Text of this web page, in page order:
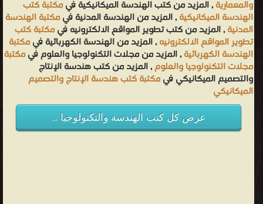
والمعمارية, المزيد من كتب الهندسة الميكانيكية فيمكتبة كتب
الهندسة الميكانيكية, المزيد من الهندسة المدنية فيمكتبة الهندسة
المدنية, المزيد من كتب تطوير المواقع الالكترونيه فيمكتبة كتب
تطوير المواقع الالكترونيه, المزيد من الهندسة الكهربائية فيمكتبة
الهندسة الكهربائية, المزيد من مجلات التكنولوجيا والعلوم فيمكتبة
مجلات التكنولوجيا والعلوم, المزيد من كتب هندسة الإنتاج
والتصميم الميكانيكي فيمكتبة كتب هندسة الإنتاج والتصميم
الميكانيكي
عرض كل كتب الهندسة والتكنولوجيا ..